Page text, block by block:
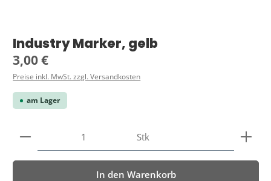
Industry Marker, gelb
Regulärer Preis:
3,00 €
Preise inkl. MwSt. zzgl. Versandkosten
am Lager
Produkt Anzahl: Gib den gewünschten Wert ein
Stk
In den Warenkorb